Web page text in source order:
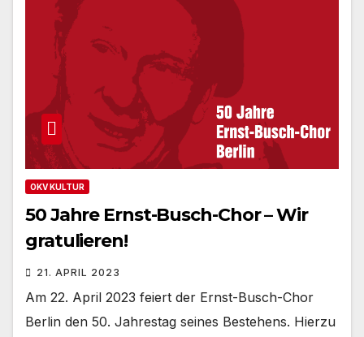
OKV KULTUR
50 Jahre Ernst-Busch-Chor – Wir
gratulieren!
21. APRIL 2023
Am 22. April 2023 feiert der Ernst-Busch-Chor
Berlin den 50. Jahrestag seines Bestehens. Hierzu